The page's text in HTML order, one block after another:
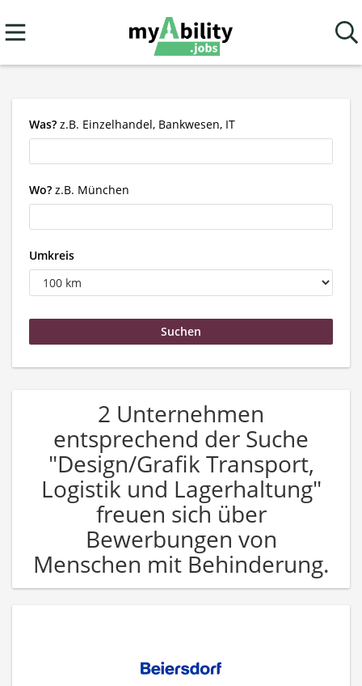
Was? z.B. Einzelhandel, Bankwesen, IT
Wo? z.B. München
Umkreis
2 Unternehmen
entsprechend der Suche
"Design/Grafik Transport,
Logistik und Lagerhaltung"
freuen sich über
Bewerbungen von
Menschen mit Behinderung.